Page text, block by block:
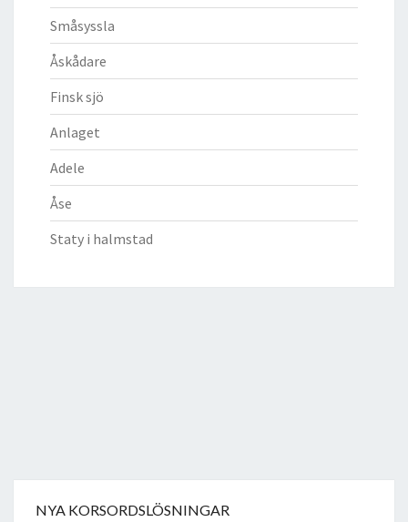
Småsyssla
Åskådare
Finsk sjö
Anlaget
Adele
Åse
Staty i halmstad
NYA KORSORDSLÖSNINGAR